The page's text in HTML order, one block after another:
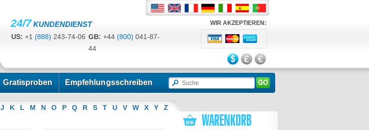
24/7 KUNDENDIENST
US: +1 (888) 243-74-06 GB: +44 (800) 041-87-
44
WIR AKZEPTIEREN:
Gratisproben Empfehlungsschreiben
J K L M N O P Q R S T U V W X Y Z
WARENKORB